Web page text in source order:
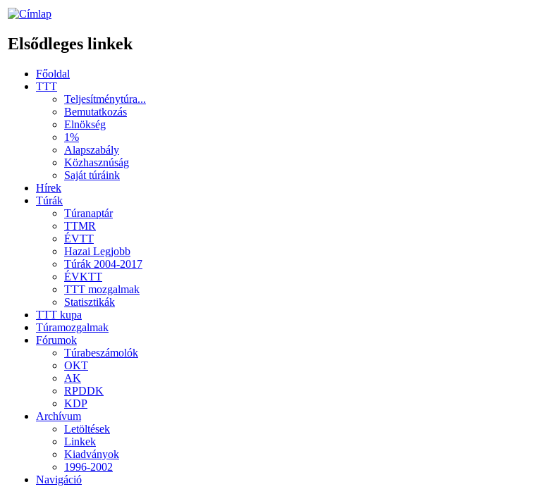
Elsődleges linkek
Főoldal
TTT
Teljesítménytúra...
Bemutatkozás
Elnökség
1%
Alapszabály
Közhasznúság
Saját túráink
Hírek
Túrák
Túranaptár
TTMR
ÉVTT
Hazai Legjobb
Túrák 2004-2017
ÉVKTT
TTT mozgalmak
Statisztikák
TTT kupa
Túramozgalmak
Fórumok
Túrabeszámolók
OKT
AK
RPDDK
KDP
Archívum
Letöltések
Linkek
Kiadványok
1996-2002
Navigáció